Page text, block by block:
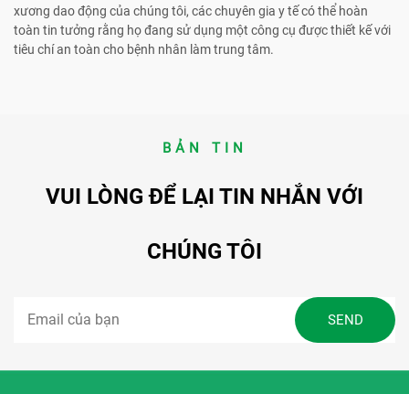
xương dao động của chúng tôi, các chuyên gia y tế có thể hoàn
toàn tin tưởng rằng họ đang sử dụng một công cụ được thiết kế với
tiêu chí an toàn cho bệnh nhân làm trung tâm.
BẢN TIN
VUI LÒNG ĐỂ LẠI TIN NHẮN VỚI
CHÚNG TÔI